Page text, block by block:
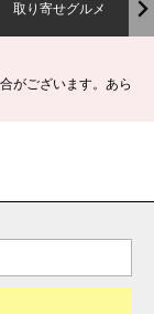
取り寄せグルメ
がございます。あら